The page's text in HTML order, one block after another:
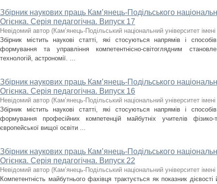
Збірник наукових праць Кам’янець-Подільського
Огієнка. Серія педагогічна. Випуск 17
Невідомий автор (Кам’янець-Подільський національний університет
Збірник містить наукові статті, які стосуються напрямів і способів
формування та управління компетентнісно-світоглядним
технологій, астрономії. ...
Збірник наукових праць Кам’янець-Подільського
Огієнка. Серія педагогічна. Випуск 16
Невідомий автор (Кам’янець-Подільський національний університет
Збірник містить наукові статті, які стосуються напрямів і способів
формування професійних компетенцій майбутніх учителів
європейської вищої освіти ...
Збірник наукових праць Кам’янець-Подільського
Огієнка. Серія педагогічна. Випуск 22
Невідомий автор (Кам’янець-Подільський національний університет
Компетентність майбутнього фахівця трактується як показник